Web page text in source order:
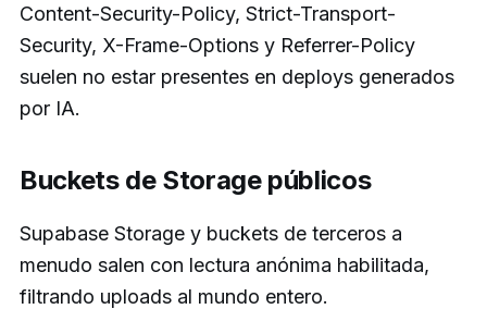
Content-Security-Policy, Strict-Transport-
Security, X-Frame-Options y Referrer-Policy
suelen no estar presentes en deploys generados
por IA.
Buckets de Storage públicos
Supabase Storage y buckets de terceros a
menudo salen con lectura anónima habilitada,
filtrando uploads al mundo entero.